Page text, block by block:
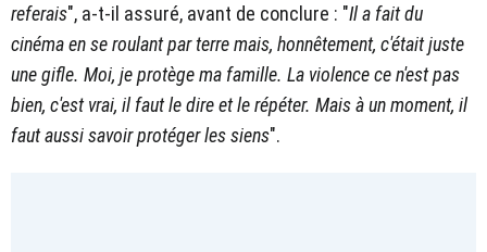
referais", a-t-il assuré, avant de conclure : "Il a fait du
cinéma en se roulant par terre mais, honnêtement, c'était juste
une gifle. Moi, je protège ma famille. La violence ce n'est pas
bien, c'est vrai, il faut le dire et le répéter. Mais à un moment, il
faut aussi savoir protéger les siens".